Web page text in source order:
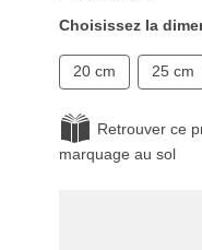
Choisissez la
20 cm 25 cm
Retrouver ce
marquage au sol